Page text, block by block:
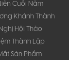
Cuối Năm
Khánh Thành
Hội Thảo
Thành Lập
Sản Phẩm